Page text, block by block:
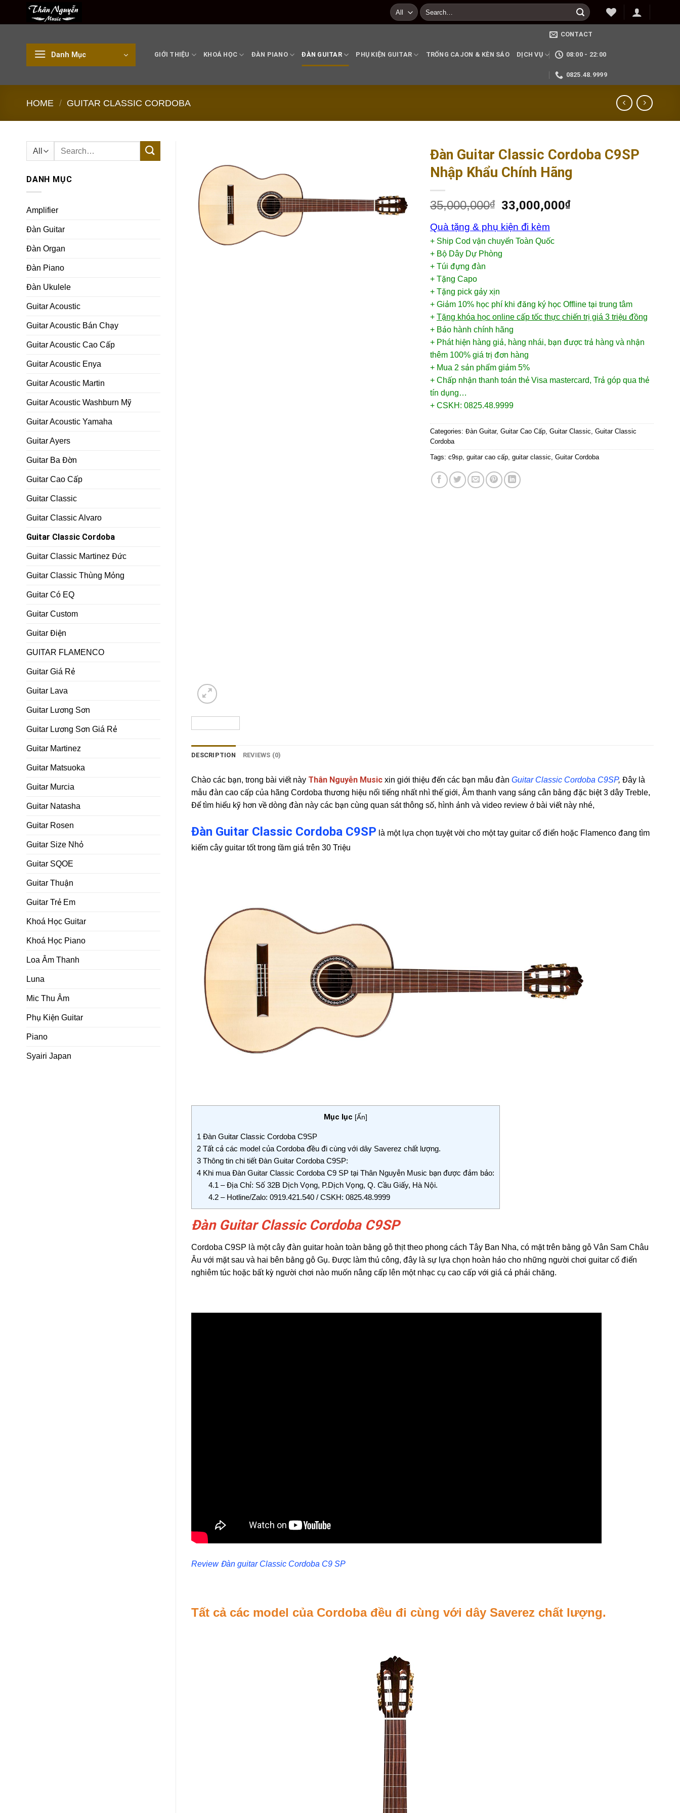
Search
for:
Danh Mục GIỚI THIỆU KHOÁ HỌC ĐÀN PIANO ĐÀN GUITAR PHỤ KIỆN GUITAR TRỐNG CAJON & KÈN SÁO DỊCH VỤ
CONTACT
08:00 - 22:00
0825.48.9999
HOME / GUITAR CLASSIC CORDOBA
Search
DANH MỤC
Amplifier
Đàn Guitar
Đàn Organ
Đàn Piano
Đàn Ukulele
Guitar Acoustic
Guitar Acoustic Bán Chạy
Guitar Acoustic Cao Cấp
Guitar Acoustic Enya
Guitar Acoustic Martin
Guitar Acoustic Washburn Mỹ
Guitar Acoustic Yamaha
Guitar Ayers
Guitar Ba Đờn
Guitar Cao Cấp
Guitar Classic
Guitar Classic Alvaro
Guitar Classic Cordoba
Guitar Classic Martinez Đức
Guitar Classic Thùng Mỏng
Guitar Có EQ
Guitar Custom
Guitar Điện
GUITAR FLAMENCO
Guitar Giá Rẻ
Guitar Lava
Guitar Lương Sơn
Guitar Lương Sơn Giá Rẻ
Guitar Martinez
Guitar Matsuoka
Guitar Murcia
Guitar Natasha
Guitar Rosen
Guitar Size Nhỏ
Guitar SQOE
Guitar Thuận
Guitar Trẻ Em
Khoá Học Guitar
Khoá Học Piano
Loa Âm Thanh
Luna
Mic Thu Âm
Phụ Kiện Guitar
Piano
Syairi Japan
Đàn Guitar Classic Cordoba C9SP
Nhập Khẩu Chính Hãng
35,000,000₫ 33,000,000₫
Quà tặng & phụ kiện đi kèm
+ Ship Cod vận chuyển Toàn Quốc
+ Bộ Dây Dự Phòng
+ Túi đựng đàn
+ Tặng Capo
+ Tặng pick gảy xịn
+ Giảm 10% học phí khi đăng ký học Offline tại trung tâm
+ Tặng khóa học online cấp tốc thực chiến trị giá 3 triệu đồng
+ Bảo hành chính hãng
+ Phát hiện hàng giả, hàng nhái, bạn được trả hàng và nhận
thêm 100% giá trị đơn hàng
+ Mua 2 sản phẩm giảm 5%
+ Chấp nhận thanh toán thẻ Visa mastercard, Trả góp qua thẻ
tín dụng…
+ CSKH: 0825.48.9999
Categories: Đàn Guitar, Guitar Cao Cấp, Guitar Classic, Guitar Classic
Cordoba
Tags: c9sp, guitar cao cấp, guitar classic, Guitar Cordoba
DESCRIPTION REVIEWS (0)
Chào các bạn, trong bài viết này Thân Nguyễn Music xin giới thiệu đến các bạn mẫu đàn Guitar Classic Cordoba C9SP, Đây là
mẫu đàn cao cấp của hãng Cordoba thương hiệu nổi tiếng nhất nhì thế giới, Âm thanh vang sáng cân bằng đặc biệt 3 dây Treble,
Để tìm hiểu kỹ hơn về dòng đàn này các bạn cùng quan sát thông số, hình ảnh và video review ở bài viết này nhé,
Đàn Guitar Classic Cordoba C9SP à một lựa chọn tuyệt vời cho một tay guitar cổ điển hoặc Flamenco đang tìm
kiếm cây guitar tốt trong tầm giá trên 30 Triệu
Mục lục [Ẩn]
1 Đàn Guitar Classic Cordoba C9SP
2 Tất cả các model của Cordoba đều đi cùng với dây Saverez chất lượng.
3 Thông tin chi tiết Đàn Guitar Cordoba C9SP:
4 Khi mua Đàn Guitar Classic Cordoba C9 SP tại Thân Nguyễn Music bạn được đảm bảo:
4.1 – Địa Chỉ: Số 32B Dịch Vọng, P.Dịch Vọng, Q. Cầu Giấy, Hà Nội.
4.2– Hotline/Zalo: 0919.421.540 / CSKH: 0825.48.9999
Đàn Guitar Classic Cordoba C9SP
Cordoba C9SP là một cây đàn guitar hoàn toàn bằng gỗ thịt theo phong cách Tây Ban Nha, có mặt trên bằng gỗ Vân Sam Châu
Âu với mặt sau và hai bên bằng gỗ Gụ. Được làm thủ công, đây là sự lựa chọn hoàn hảo cho những người chơi guitar cổ điển
nghiêm túc hoặc bất kỳ người chơi nào muốn nâng cấp lên một nhạc cụ cao cấp với giá cả phải chăng.
Review Đàn guitar Classic Cordoba C9 SP
Tất cả các model của Cordoba đều đi cùng với dây Saverez chất lượng.